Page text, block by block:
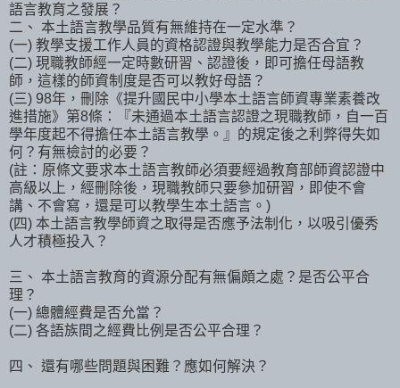
語言教育之發展？
二、 本土語言教學品質有無維持在一定水準？
(一) 教學支援工作人員的資格認證與教學能力是否合宜？
(二) 現職教師經一定時數研習、認證後，即可擔任母語教
師，這樣的師資制度是否可以教好母語？
(三) 98年，刪除《提升國民中小學本土語言師資專業素養改
進措施》第8條：『未通過本土語言認證之現職教師，自一百
學年度起不得擔任本土語言教學。』的規定後之利弊得失如
何？有無檢討的必要？
(註：原條文要求本土語言教師必須要經過教育部師資認證中
高級以上，經刪除後，現職教師只要參加研習，即使不會
講、不會寫，還是可以教學生本土語言。)
(四) 本土語言教學師資之取得是否應予法制化，以吸引優秀
人才積極投入？
三、 本土語言教育的資源分配有無偏頗之處？是否公平合
理？
(一) 總體經費是否允當？
(二) 各語族間之經費比例是否公平合理？
四、 還有哪些問題與困難？應如何解決？